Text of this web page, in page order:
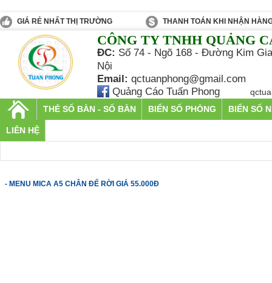
GIÁ RẺ NHẤT THỊ TRƯỜNG THANH TOÁN KHI NHẬN
CÔNG TY TNHH QUẢNG
ĐC: Số 74 - Ngõ 168 - Đường Kim
Nội
Email: qctuanphong@gmail.com
Quảng Cáo Tuấn Phong
THẺ SỐ BÀN - SỐ BÀN
BIỂN SỐ PHÒNG BIỂN SỐ
LIÊN HỆ
- MENU MICA A5 CHÂN ĐẾ RỜI GIÁ 55.000Đ